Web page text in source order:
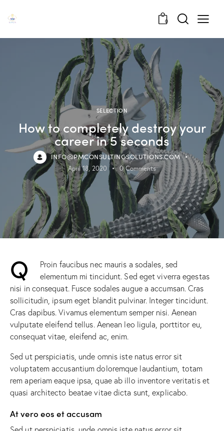
0
SELECTION
How to completely destroy your
career in 5 seconds
INFO@PMCONSULTINGSOLUTIONS.COM
April 18, 2020 0 Comments
Q
Proin faucibus nec mauris a sodales, sed
elementum mi tincidunt. Sed eget viverra egestas
nisi in consequat. Fusce sodales augue a accumsan. Cras
sollicitudin, ipsum eget blandit pulvinar. Integer tincidunt.
Cras dapibus. Vivamus elementum semper nisi. Aenean
vulputate eleifend tellus. Aenean leo ligula, porttitor eu,
consequat vitae, eleifend ac, enim.
Sed ut perspiciatis, unde omnis iste natus error sit
voluptatem accusantium doloremque laudantium, totam
rem aperiam eaque ipsa, quae ab illo inventore veritatis et
quasi architecto beatae vitae dicta sunt, explicabo.
At vero eos et accusam